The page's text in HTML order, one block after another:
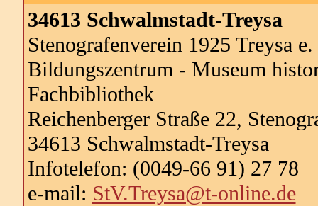
34613 Schwalmstadt-Treysa
Stenografenverein 1925 Treysa e.
Bildungszentrum - Museum
Fachbibliothek
Reichenberger Straße 22,
34613 Schwalmstadt-Treysa
Infotelefon: (0049-66 91) 27 78
e-mail: StV.Treysa@t-online.de